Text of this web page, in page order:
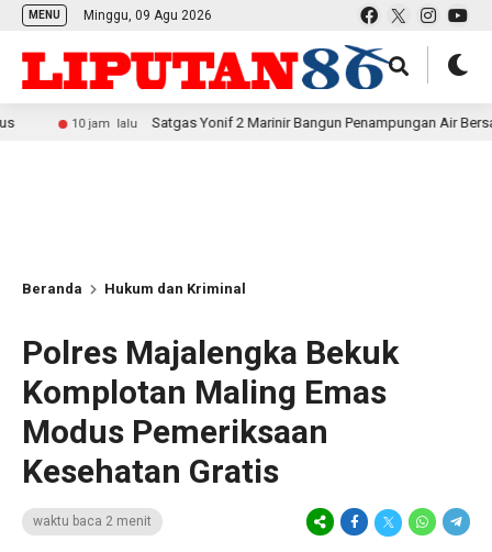
MENU Minggu, 09 Agu 2026
jam lalu Satgas Yonif 2 Marinir Bangun Penampungan Air Bersama
Beranda Hukum dan Kriminal
Polres Majalengka Bekuk
Komplotan Maling Emas
Modus Pemeriksaan
Kesehatan Gratis
waktu baca 2 menit